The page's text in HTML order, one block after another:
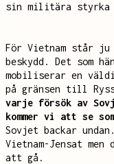
sin militära styrka
För Vietnam står
beskydd. Det som
mobiliserar en
på gränsen till
varje försök av
kommer vi att se
Sovjet backar
Vietnam-Jensat
att gå.